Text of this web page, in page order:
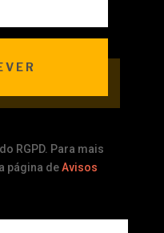
RGPD. Para mais
página deAvisos